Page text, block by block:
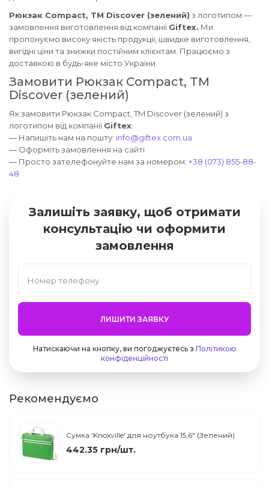
Рюкзак Compact, TM Discover (зелений) з логотипом —
замовлення виготовлення від компанії Giftex. Ми
пропонуємо високу якість продукції, швидке виготовлення,
вигідні ціни та знижки постійним клієнтам. Працюємо з
доставкою в будь-яке місто України.
Замовити Рюкзак Compact, TM
Discover (зелений)
Як замовити Рюкзак Compact, TM Discover (зелений) з
логотипом від компанії Giftex:
— Напишіть нам на пошту: info@giftex.com.ua
— Оформіть замовлення на сайті
— Просто зателефонуйте нам за номером: +38 (073) 855-88-
48
Залишіть заявку, щоб отримати
консультацію чи оформити
замовлення
ЛИШИТИ ЗАЯВКУ
Натискаючи на кнопку, ви погоджуєтесь з Політикою
конфіденційності
Рекомендуємо
Сумка 'Knoxville' для ноутбука 15,6" (Зелений)
442.35 грн/шт.